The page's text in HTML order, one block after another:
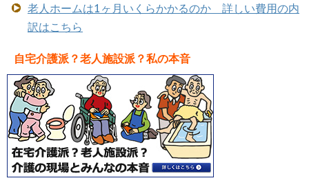
老人ホームは1ヶ月いくらかかるのか 詳しい費用の内
訳はこちら
自宅介護派？老人施設派？私の本音